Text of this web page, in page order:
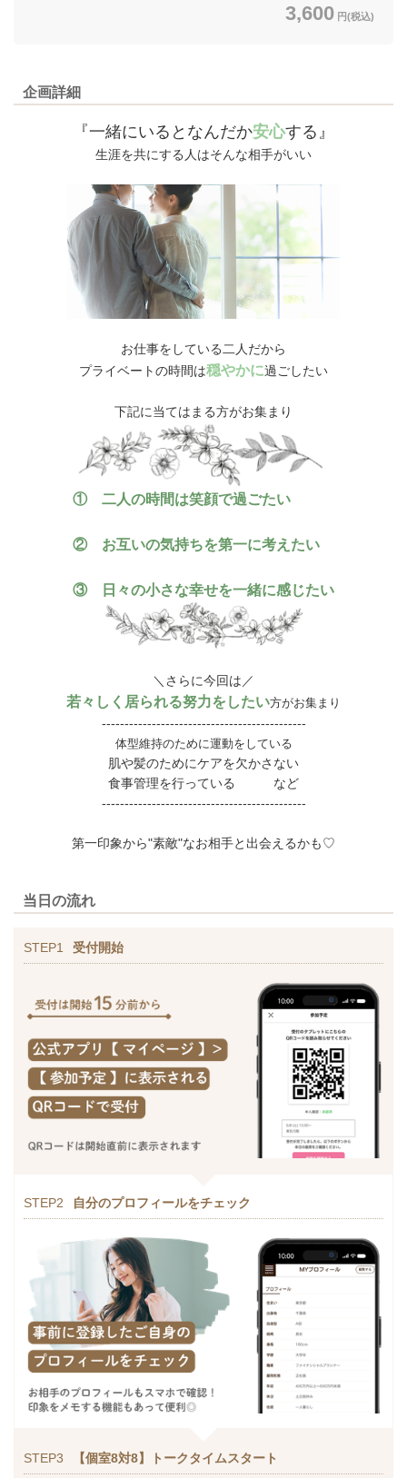
3,600 円(税込)
企画詳細
『一緒にいるとなんだか安心する』
生涯を共にする人はそんな相手がいい
お仕事をしている二人だから
プライベートの時間は穏やかに過ごしたい
下記に当てはまる方がお集まり
① 二人の時間は笑顔で過ごたい
② お互いの気持ちを第一に考えたい
③ 日々の小さな幸せを一緒に感じたい
＼さらに今回は／
若々しく居られる努力をしたい方がお集まり
---------------------------------------------
体型維持のために運動をしている
肌や髪のためにケアを欠かさない
食事管理を行っている など
---------------------------------------------
第一印象から"素敵"なお相手と出会えるかも♡
当日の流れ
STEP1 受付開始
STEP2 自分のプロフィールをチェック
STEP3 【個室8対8】トークタイムスタート